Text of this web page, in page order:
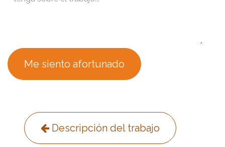
Me siento afortunado
Descripción del trabajo